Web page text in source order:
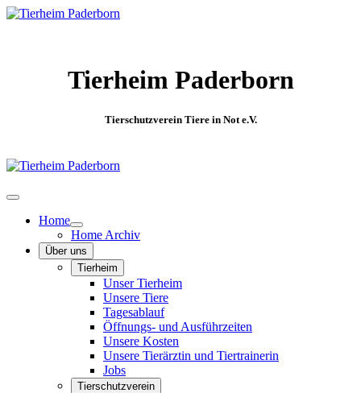
Tierheim Paderborn
Tierschutzverein Tiere in Not e.V.
Home
Home Archiv
Über uns
Tierheim
Unser Tierheim
Unsere Tiere
Tagesablauf
Öffnungs- und Ausführzeiten
Unsere Kosten
Unsere Tierärztin und Tiertrainerin
Jobs
Tierschutzverein